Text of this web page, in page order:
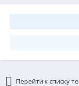
Перейти к списку